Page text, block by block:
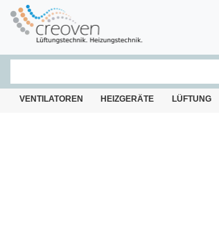
VENTILATOREN HEIZGERÄTE LÜFTUNG